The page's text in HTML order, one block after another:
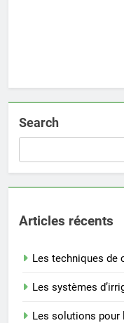
Search
Articles récents
Les techniques de
Les systèmes
Les solutions pour